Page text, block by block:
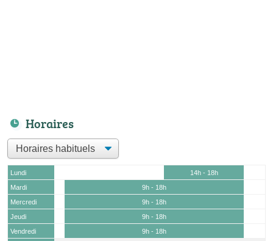
Horaires
Lundi
14h - 18h
Mardi
9h - 18h
Mercredi
9h - 18h
Jeudi
9h - 18h
Vendredi
9h - 18h